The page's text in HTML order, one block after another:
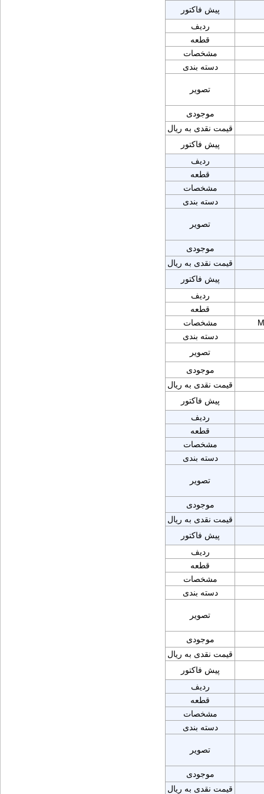
پیش فاکتور
ردیف
قطعه
مشخصات
دسته بندی
تصویر
موجودی
قیمت نقدی به ریال
پیش فاکتور
ردیف
قطعه
مشخصات
دسته بندی
تصویر
موجودی
قیمت نقدی به ریال
پیش فاکتور
ردیف
قطعه
مشخصات
دسته بندی
تصویر
موجودی
قیمت نقدی به ریال
پیش فاکتور
ردیف
قطعه
مشخصات
دسته بندی
تصویر
موجودی
قیمت نقدی به ریال
پیش فاکتور
ردیف
قطعه
مشخصات
دسته بندی
تصویر
موجودی
قیمت نقدی به ریال
پیش فاکتور
ردیف
قطعه
مشخصات
دسته بندی
تصویر
موجودی
قیمت نقدی به ریال